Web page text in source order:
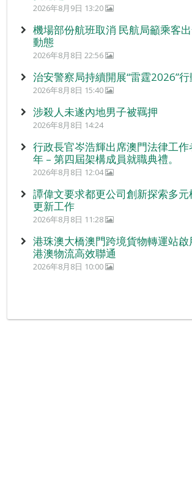
2026年8月9日 13:20
機場部份航班取消 民航局籲乘客
動態
2026年8月8日 22:56
治安警察局持續開展“雷霆2026”行
2026年8月8日 15:40
涉殺人未遂內地男子被羈押
2026年8月8日 14:24
行政長官岑浩輝出席澳門法律工
年 – 第四屆架構成員就職典禮。
2026年8月8日 12:04
譚偉文要求都更公司創新探索多
更新工作
2026年8月8日 11:28
港珠澳大橋澳門跨境貨物轉運站啟
港澳物流高效聯通
2026年8月8日 10:00